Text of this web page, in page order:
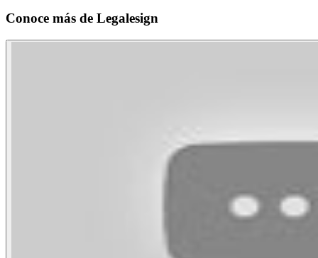
Conoce más de Legalesign